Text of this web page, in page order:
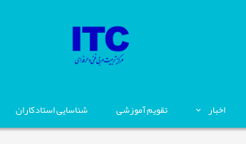
اخبار تقویم آموزشی شناسایی استادکاران